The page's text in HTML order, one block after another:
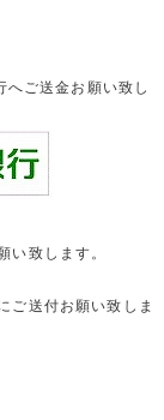
ご送金お願い致し
い致します。
ご送付お願い致しま